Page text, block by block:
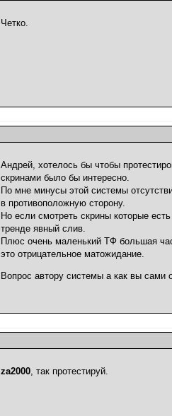
Четко.
Андрей, хотелось бы чтобы
скринами было бы интересно.
По мне минусы этой системы
в противоположную сторону.
Но если смотреть скрины которые
тренде явный слив.
Плюс очень маленький ТФ большая
это отрицательное матожидание.
Вопрос автору системы а как вы сами
za2000, так протестируй.